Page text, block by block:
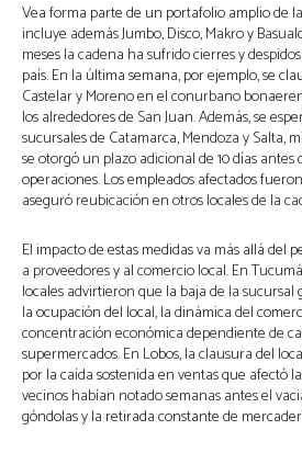
Vea forma parte de un portafolio amplio de
incluye además Jumbo, Disco, Makro y
meses la cadena ha sufrido cierres y
país. En la última semana, por ejemplo, se
Castelar y Moreno en el conurbano
los alrededores de San Juan. Además, se
sucursales de Catamarca, Mendoza y Salta,
se otorgó un plazo adicional de 10 días antes
operaciones. Los empleados afectados
aseguró reubicación en otros locales de la
El impacto de estas medidas va más allá del
a proveedores y al comercio local. En
locales advirtieron que la baja de la
la ocupación del local, la dinámica del
concentración económica dependiente de
supermercados. En Lobos, la clausura del
por la caída sostenida en ventas que afectó
vecinos habían notado semanas antes el
góndolas y la retirada constante de